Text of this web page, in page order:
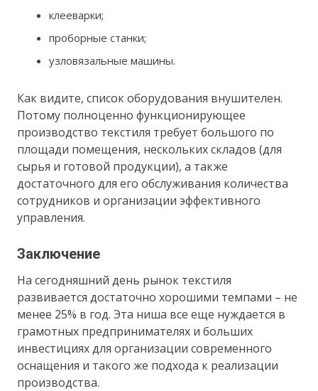
клееварки;
проборные станки;
узловязальные машины.
Как видите, список оборудования внушителен.
Потому полноценно функционирующее
производство текстиля требует большого по
площади помещения, нескольких складов (для
сырья и готовой продукции), а также
достаточного для его обслуживания количества
сотрудников и организации эффективного
управления.
Заключение
На сегодняшний день рынок текстиля
развивается достаточно хорошими темпами – не
менее 25% в год. Эта ниша все еще нуждается в
грамотных предпринимателях и больших
инвестициях для организации современного
оснащения и такого же подхода к реализации
производства.